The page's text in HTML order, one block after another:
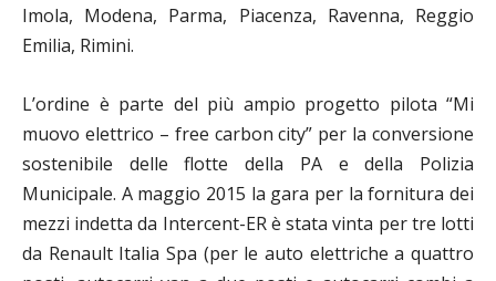
Imola, Modena, Parma, Piacenza, Ravenna, Reggio
Emilia, Rimini.
L’ordine è parte del più ampio progetto pilota “Mi
muovo elettrico – free carbon city” per la conversione
sostenibile delle flotte della PA e della Polizia
Municipale. A maggio 2015 la gara per la fornitura dei
mezzi indetta da Intercent-ER è stata vinta per tre lotti
da Renault Italia Spa (per le auto elettriche a quattro